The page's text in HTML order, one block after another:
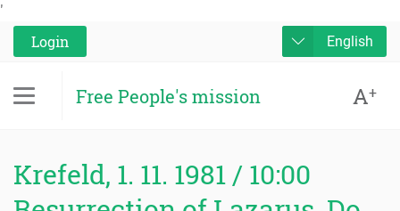
'
Login
English
Free People's mission A+
Krefeld, 1. 11. 1981 / 10:00